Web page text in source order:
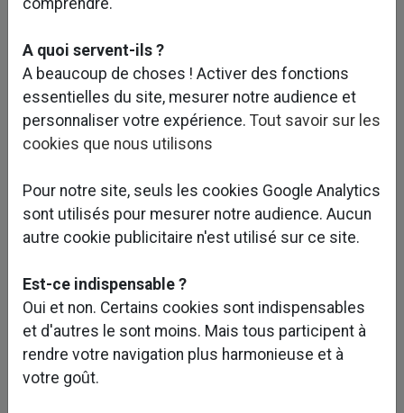
extrait.
Des tourelles à très basse consommation
électrique sont positionnées en haut de ces
cheminées solaires pour parfaire leur
fonctionnement lorsque la couverture nuageuse
La majorité de ces locaux sont équipés de grilles
motorisées haute et basse permettant de
et d'effectuer un rafraîchissement gratuit
(freecooling) et/ou nocturne.
Quatorze – filiale de Groupe d'Ingénierie a réalisé
les missions de BET Economie de la
comprendre.
A quoi servent-ils ?
A beaucoup de choses ! Activer des fonctions
essentielles du site, mesurer notre audience et
personnaliser votre expérience. Tout savoir sur les
cookies que nous utilisons
Pour notre site, seuls les cookies Google Analytics
sont utilisés pour mesurer notre audience. Aucun
autre cookie publicitaire n'est utilisé sur ce site.
Est-ce indispensable ?
Oui et non. Certains cookies sont indispensables
et d'autres le sont moins. Mais tous participent à
rendre votre navigation plus harmonieuse et à
votre goût.